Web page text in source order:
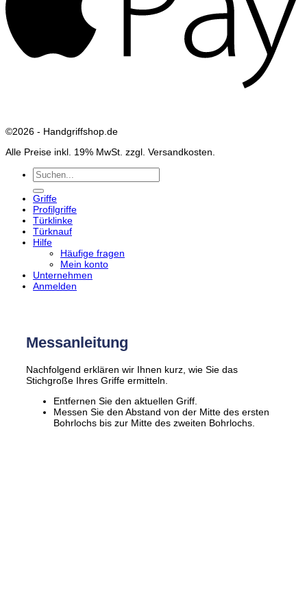
©2026 - Handgriffshop.de
Alle Preise inkl. 19% MwSt. zzgl. Versandkosten.
Suchen
nach:
Griffe
Profilgriffe
Türklinke
Türknauf
Hilfe
Häufige fragen
Mein konto
Unternehmen
Anmelden
Messanleitung
Nachfolgend erklären wir Ihnen kurz, wie Sie das
Stichgroße Ihres Griffe ermitteln.
Entfernen Sie den aktuellen Griff.
Messen Sie den Abstand von der Mitte des ersten
Bohrlochs bis zur Mitte des zweiten Bohrlochs.